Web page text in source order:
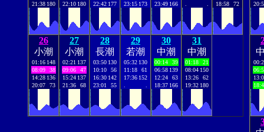
21:38 180
22:10 180
22:42 177
23:15 173
23:49 166
18:58
72
26
小潮
01:16 148
08:09
38
14:28 136
20:07
73
27
小潮
02:21 137
09:06
47
15:24 137
21:36
68
28
長潮
03:50 130
10:10
56
16:30 142
23:01
55
29
若潮
05:32 130
11:18
61
17:36 152
30
中潮
00:14
39
06:58 139
12:24
63
18:37 166
31
中潮
01:18
21
08:04 150
13:26
62
19:32 180